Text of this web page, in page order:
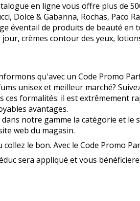
en ligne vous offre plus de
Dolce & Gabanna, Rochas,
éventail de produits de beauté en
crèmes contour des yeux,
qu'avec un Code Promo
unisex et meilleur marché?
ces formalités: il est extrêmement
avantages.
dans notre gamme la catégorie et
web du magasin.
collez le bon. Avec le Code Promo
sera appliqué et vous